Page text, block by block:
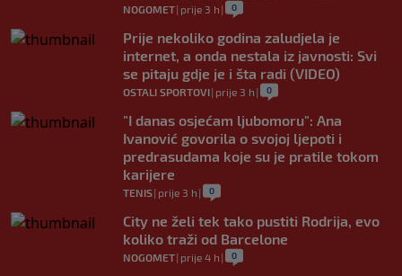
NOGOMET| prije 3 h | 0
Prije nekoliko godina zaludjela je
internet, a onda nestala iz javnosti: Svi
se pitaju gdje je i šta radi (VIDEO)
OSTALI SPORTOVI| prije 3 h | 0
"I danas osjećam ljubomoru": Ana
Ivanović govorila o svojoj ljepoti i
predrasudama koje su je pratile tokom
karijere
TENIS| prije 3 h | 0
City ne želi tek tako pustiti Rodrija, evo
koliko traži od Barcelone
NOGOMET| prije 4 h | 0